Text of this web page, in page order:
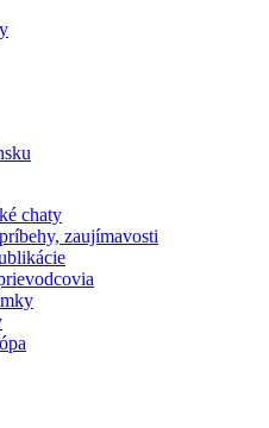
chaty
zaujímavosti